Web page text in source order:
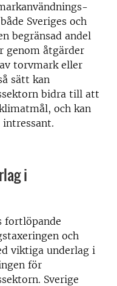
Sveriges och
begränsad andel
genom åtgärder
torvmark eller
sätt kan
bidra till att
och kan
i
fortlöpande
och
viktiga underlag i
för
Sverige